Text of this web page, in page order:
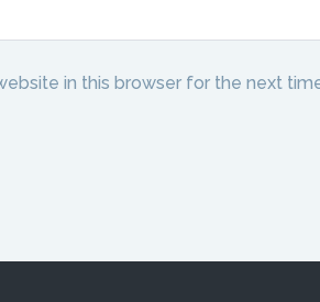
in this browser for the next